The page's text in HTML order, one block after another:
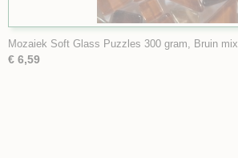
Mozaiek Soft Glass Puzzles 300 gram, Bruin mix
€ 6,59